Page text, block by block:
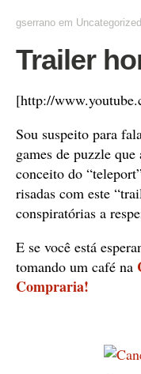
gserrano em Uncategorized
Trailer
[http://
Sou suspeito para
games de puzzle
conceito do
risadas com este
conspiratórias a
E se você está
tomando um café na
Compraria!